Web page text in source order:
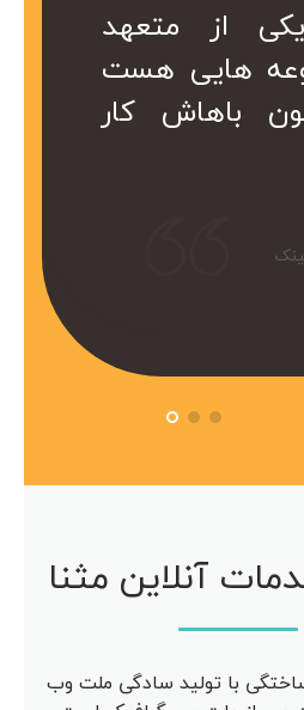
مثناسئو یک
برای ما
هست که
از متعهد
هایی هست
باهاش کار
آنلاین مثنا
با تولید سادگی ملت وب